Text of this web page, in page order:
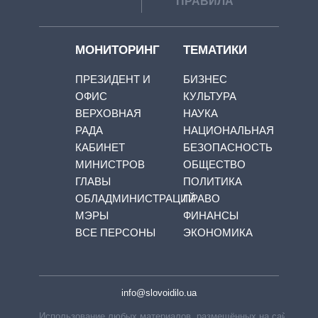
МОНИТОРИНГ
ПРЕЗИДЕНТ И
ОФИС
ВЕРХОВНАЯ
РАДА
КАБИНЕТ
МИНИСТРОВ
ГЛАВЫ
ОБЛАДМИНИСТРАЦИЙ
МЭРЫ
ВСЕ ПЕРСОНЫ
ТЕМАТИКИ
БИЗНЕС
КУЛЬТУРА
НАУКА
НАЦИОНАЛЬНАЯ
БЕЗОПАСНОСТЬ
ОБЩЕСТВО
ПОЛИТИКА
ПРАВО
ФИНАНСЫ
ЭКОНОМИКА
info@slovoidilo.ua